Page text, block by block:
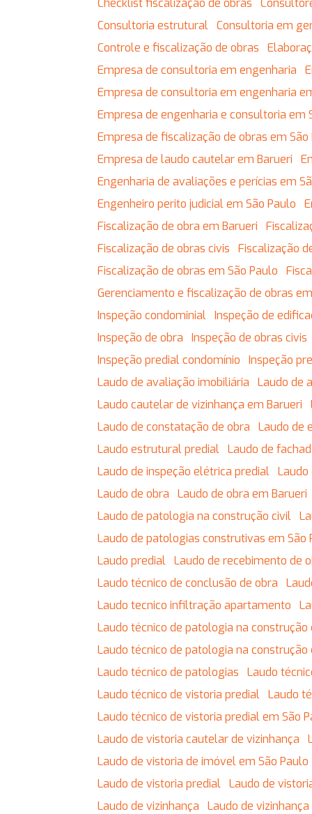
Checklist fiscalização de obras
Consultoria estrutural
Consultoria em
Controle e fiscalização de obras
Empresa de consultoria em engenharia
Empresa de consultoria em engenharia
Empresa de engenharia e consultoria em
Empresa de fiscalização de obras em
Empresa de laudo cautelar em Barueri
Engenharia de avaliações e perícias em
Engenheiro perito judicial em São Paulo
Fiscalização de obra em Barueri
Fiscalização de obras civis
Fiscalização
Fiscalização de obras em São Paulo
Gerenciamento e fiscalização de obras
Inspeção condominial
Inspeção de
Inspeção de obra
Inspeção de obras civis
Inspeção predial condomínio
Inspeção
Laudo de avaliação imobiliária
Laudo
Laudo cautelar de vizinhança em Barueri
Laudo de constatação de obra
Laudo
Laudo estrutural predial
Laudo de
Laudo de inspeção elétrica predial
Laudo de obra
Laudo de obra em Barueri
Laudo de patologia na construção civil
Laudo de patologias construtivas em São
Laudo predial
Laudo de recebimento de
Laudo técnico de conclusão de obra
Laudo tecnico infiltração apartamento
Laudo técnico de patologia na construção
Laudo técnico de patologia na
Laudo técnico de patologias
Laudo
Laudo técnico de vistoria predial
Laudo
Laudo técnico de vistoria predial em São
Laudo de vistoria cautelar de vizinhança
Laudo de vistoria de imóvel em São Paulo
Laudo de vistoria predial
Laudo de
Laudo de vizinhança
Laudo de